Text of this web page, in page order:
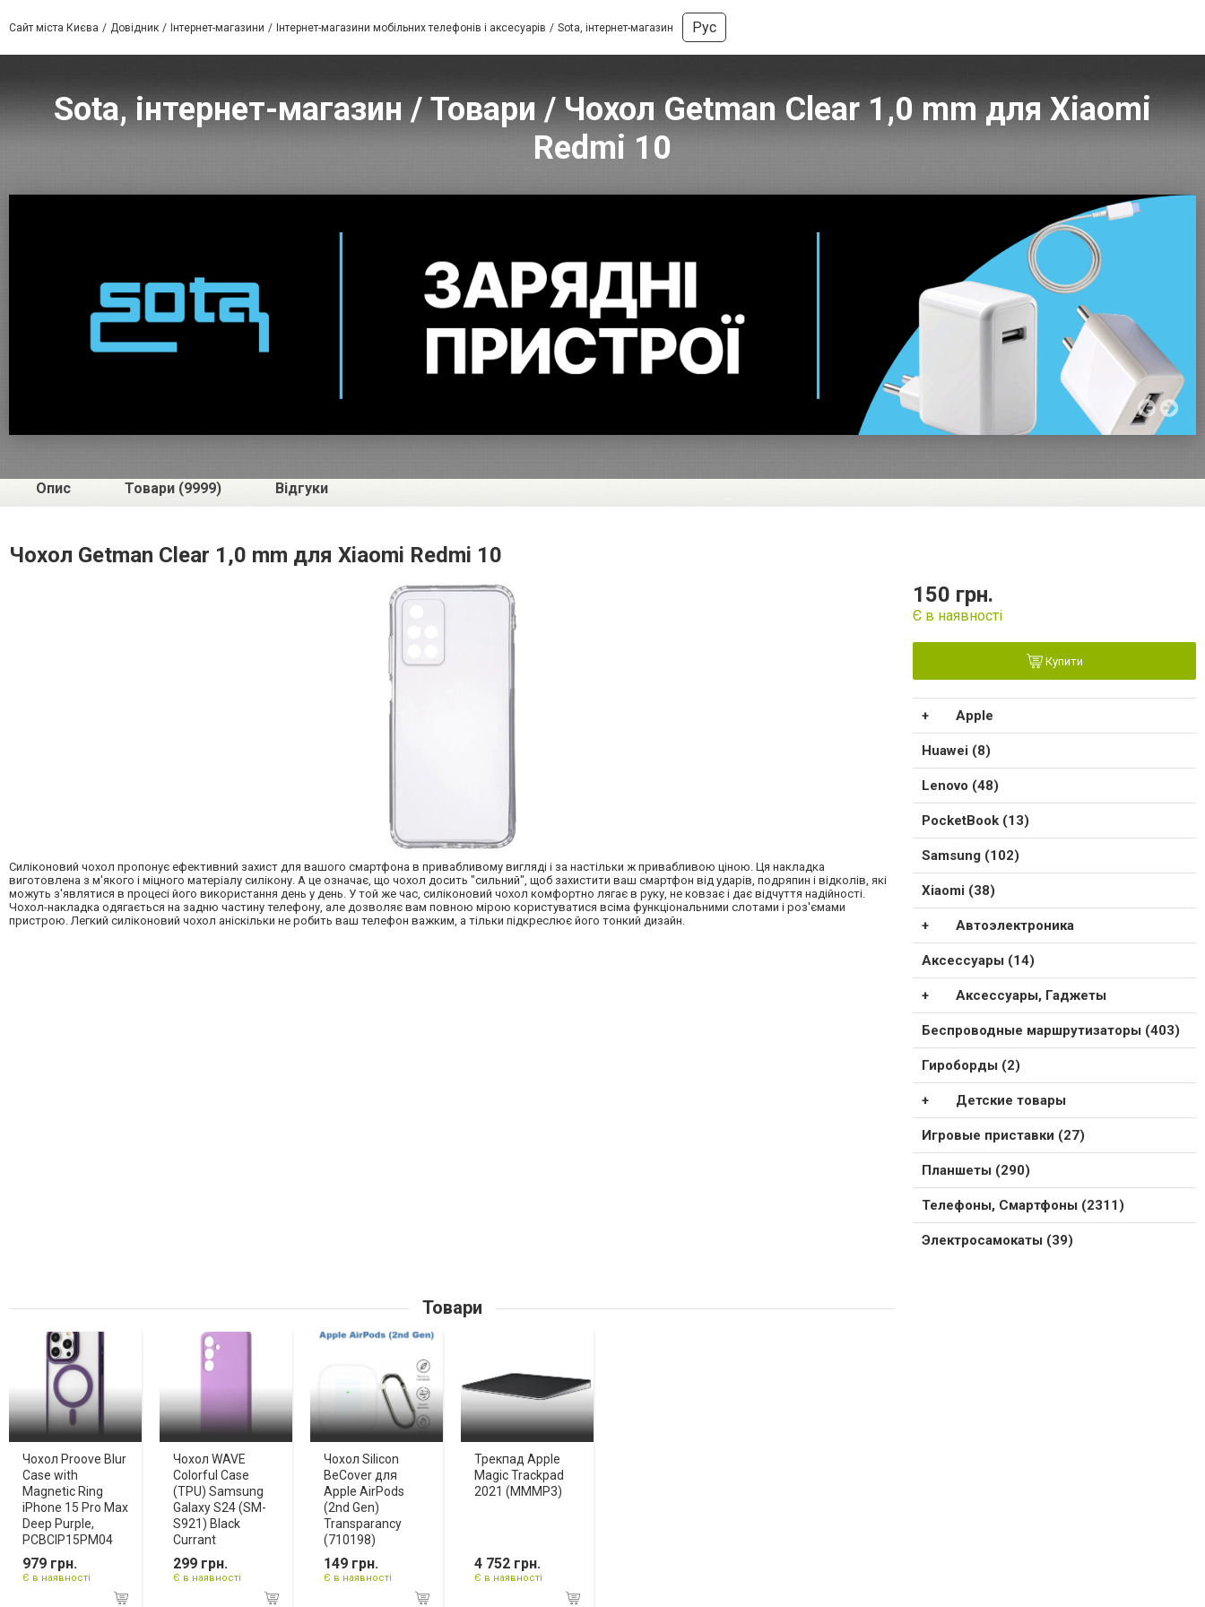
Сайт міста Києва Довідник Інтернет-магазини Інтернет-магазини мобільних телефонів і аксесуарів Sota, інтернет-магазин Рус
Sota, інтернет-магазин / Товари / Чохол Getman Clear 1,0 mm для Xiaomi
Redmi 10
Опис Товари (9999) Відгуки
Чохол Getman Clear 1,0 mm для Xiaomi Redmi 10
Силіконовий чохол пропонує ефективний захист для вашого смартфона в привабливому вигляді і за настільки ж привабливою ціною. Ця накладка
виготовлена з м'якого і міцного матеріалу силікону. А це означає, що чохол досить "сильний", щоб захистити ваш смартфон від ударів, подряпин і відколів, які
можуть з'являтися в процесі його використання день у день. У той же час, силіконовий чохол комфортно лягає в руку, не ковзає і дає відчуття надійності.
Чохол-накладка одягається на задню частину телефону, але дозволяє вам повною мірою користуватися всіма функціональними слотами і роз'ємами
пристрою. Легкий силіконовий чохол аніскільки не робить ваш телефон важким, а тільки підкреслює його тонкий дизайн.
150 грн.
Є в наявності
Купити
Apple
Huawei (8)
Lenovo (48)
PocketBook (13)
Samsung (102)
Xiaomi (38)
Автоэлектроника
Аксессуары (14)
Аксессуары, Гаджеты
Беспроводные маршрутизаторы (403)
Гироборды (2)
Детские товары
Игровые приставки (27)
Планшеты (290)
Телефоны, Смартфоны (2311)
Электросамокаты (39)
Товари
Чохол Proove Blur
Case with
Magnetic Ring
iPhone 15 Pro Max
Deep Purple,
PCBCIP15PM04
979 грн.
Є в наявності
Чохол WAVE
Colorful Case
(TPU) Samsung
Galaxy S24 (SM-
S921) Black
Currant
299 грн.
Є в наявності
Чохол Silicon
BeCover для
Apple AirPods
(2nd Gen)
Transparancy
(710198)
149 грн.
Є в наявності
Трекпад Apple
Magic Trackpad
2021 (MMMP3)
4 752 грн.
Є в наявності